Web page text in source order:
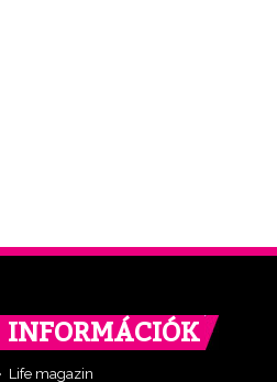
INFORMÁCIÓK
Life magazin